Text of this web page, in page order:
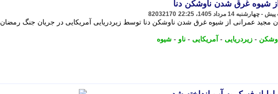
شیوه غرق شدن ناوشکن دنا
82032170
مجید عمرانی از شیوه غرق شدن ناوشکن دنا توسط زیردریایی آمریکایی در جریان جنگ رمضان
- زیردریایی - آمریکایی - ناو - شیوه